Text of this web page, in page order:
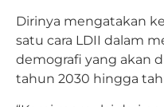
Dirinya mengatakan
satu cara LDII dalam
demografi yang akan
tahun 2030 hingga